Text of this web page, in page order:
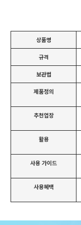
상품명
규격
보관법
제품정의
추천업장
활용
사용 가이드
사용혜택